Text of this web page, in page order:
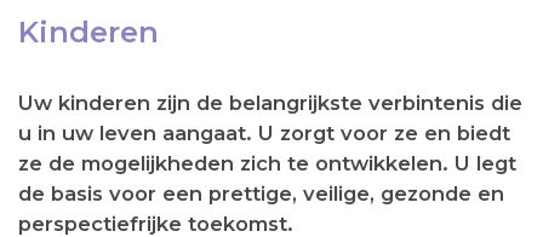
Kinderen
Uw kinderen zijn de belangrijkste verbintenis die
u in uw leven aangaat. U zorgt voor ze en biedt
ze de mogelijkheden zich te ontwikkelen. U legt
de basis voor een prettige, veilige, gezonde en
perspectiefrijke toekomst.